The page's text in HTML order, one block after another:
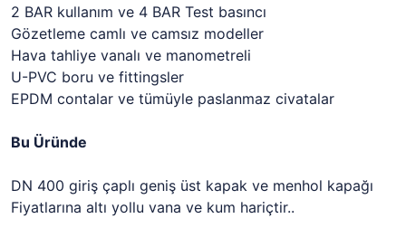
2 BAR kullanım ve 4 BAR Test basıncı
Gözetleme camlı ve camsız modeller
Hava tahliye vanalı ve manometreli
U-PVC boru ve fittingsler
EPDM contalar ve tümüyle paslanmaz civatalar
Bu Üründe
DN 400 giriş çaplı geniş üst kapak ve menhol kapağı
Fiyatlarına altı yollu vana ve kum hariçtir..